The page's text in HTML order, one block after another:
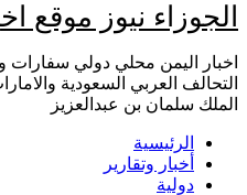
الجوزاء نيوز موقع
اخبار اليمن محلي دولي
التحالف العربي السعودية
الملك سلمان بن عبدالعزيز
الرئيسية
أخبار وتقارير
دولية